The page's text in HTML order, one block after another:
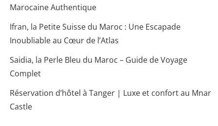
100
Marocaine Authentique
Ifran, la Petite Suisse du Maroc : Une Escapade
Inoubliable au Cœur de l’Atlas
Saidia, la Perle Bleu du Maroc – Guide de Voyage
Complet
Réservation d’hôtel à Tanger | Luxe et confort au Mnar
Castle
Départ
Adultes Enfants Tous âges